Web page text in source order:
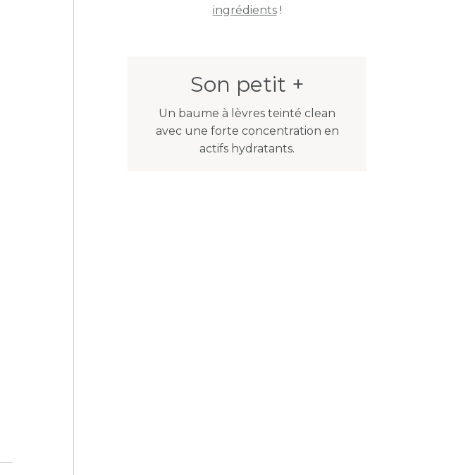
ingrédients!
Son petit +
Un baume à lèvres teinté clean
avec une forte concentration en
actifs hydratants.